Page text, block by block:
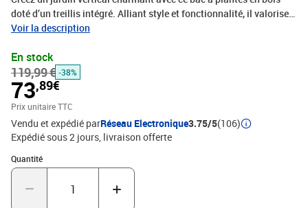
doté d’un treillis intégré. Alliant style et fonctionnalité, il valorise
patios, balcons, terrasses et jardins tout en soutenant plantes
Mesurant 90 × 35 × 180 cm, ce bac offre suffisamment de place
pour faire pousser herbes, fleurs ou légumes dans les petits
comme les grands espaces extérieurs. Style Rustique Extérieur :
Finition brun naturel et bois massif apportent chaleur et charme
rustique, complétant le mobilier de jardin et embellissant patios,
terrasses ou balcons. Solide et Résistant aux Intempéries : Conçu
en bois de sapin massif de haute qualité, ce bac résiste aux
conditions extérieures tout en offrant un support durable pour vos
plantes. Support Treillis Intégré : Le treillis intégré encourage la
croissance verticale de plantes grimpantes telles que roses, lierre
Voir la description
En stock
119,99 € -38%
73,89€
Prix unitaire TTC
Vendu et expédié parRéseau Electronique3.75/5(106)
Expédié sous 2 jours livraison offerte
Quantité
Quantité : 1